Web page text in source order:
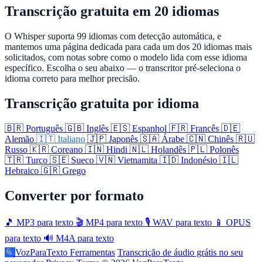
Transcrição gratuita em 20 idiomas
O Whisper suporta 99 idiomas com detecção automática, e
mantemos uma página dedicada para cada um dos 20 idiomas mais
solicitados, com notas sobre como o modelo lida com esse idioma
específico. Escolha o seu abaixo — o transcritor pré-seleciona o
idioma correto para melhor precisão.
Transcrição gratuita por idioma
🇧🇷 Português 🇬🇧 Inglês 🇪🇸 Espanhol 🇫🇷 Francês 🇩🇪
Alemão 🇮🇹 Italiano 🇯🇵 Japonês 🇸🇦 Árabe 🇨🇳 Chinês 🇷🇺
Russo 🇰🇷 Coreano 🇮🇳 Hindi 🇳🇱 Holandês 🇵🇱 Polonês
🇹🇷 Turco 🇸🇪 Sueco 🇻🇳 Vietnamita 🇮🇩 Indonésio 🇮🇱
Hebraico 🇬🇷 Grego
Converter por formato
🎵 MP3 para texto 🎬 MP4 para texto 🎙️ WAV para texto 📱 OPUS
para texto 🔊 M4A para texto
VozParaTexto Ferramentas Transcrição de áudio grátis no seu